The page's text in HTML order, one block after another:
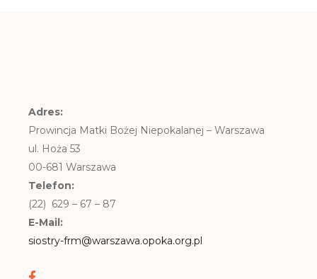
Adres:
Prowincja Matki Bożej Niepokalanej – Warszawa
ul. Hoża 53
00-681 Warszawa
Telefon:
(22) 629 – 67 – 87
E-Mail:
siostry-frm@warszawa.opoka.org.pl